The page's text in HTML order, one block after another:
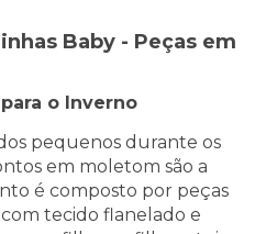
Baby - Peças em
o Inverno
pequenos durante os
em moletom são a
é composto por peças
tecido flanelado e